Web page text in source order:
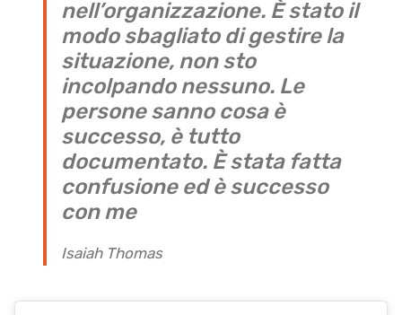
nell’organizzazione. È stato il
modo sbagliato di gestire la
situazione, non sto
incolpando nessuno. Le
persone sanno cosa è
successo, è tutto
documentato. È stata fatta
confusione ed è successo
con me
Isaiah Thomas